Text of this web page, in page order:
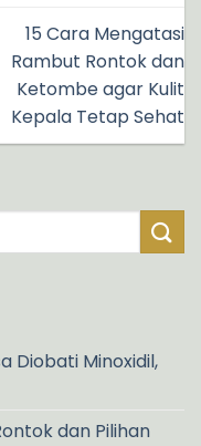
15 Cara Mengatasi
Rambut Rontok dan
Ketombe agar Kulit
Kepala Tetap Sehat
Diobati Minoxidil,
dan Pilihan